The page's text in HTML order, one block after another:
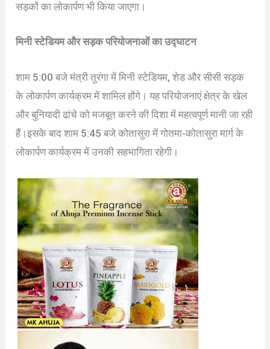
सड़कों का लोकार्पण भी किया जाएगा।
मिनी स्टेडियम और सड़क परियोजनाओं का उद्घाटन
शाम 5:00 बजे मंत्री तुरंगा में मिनी स्टेडियम, शेड और सीसी सड़क
के लोकार्पण कार्यक्रम में शामिल होंगे। यह परियोजनाएं क्षेत्र के खेल
और बुनियादी ढांचे को मजबूत करने की दिशा में महत्वपूर्ण मानी जा रही
हैं।इसके बाद शाम 5:45 बजे कोतासुरा में गोतमा-कोतासुरा मार्ग के
लोकार्पण कार्यक्रम में उनकी सहभागिता रहेगी।